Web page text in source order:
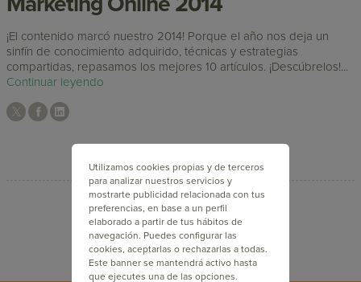
¡El contenido marcó nuestro 2014! Porque el año nos deja un
sinfín de conocimiento adquirido, técnicas y estrategias
compartidas, repasamos los mejores 10 artículos. ¡Descúbrelos!...
Continuar leyendo
Utilizamos cookies propias y de terceros
para analizar nuestros servicios y
mostrarte publicidad relacionada con tus
preferencias, en base a un perfil
elaborado a partir de tus hábitos de
navegación. Puedes configurar las
cookies, aceptarlas o rechazarlas a todas.
Este banner se mantendrá activo hasta
que ejecutes una de las opciones.